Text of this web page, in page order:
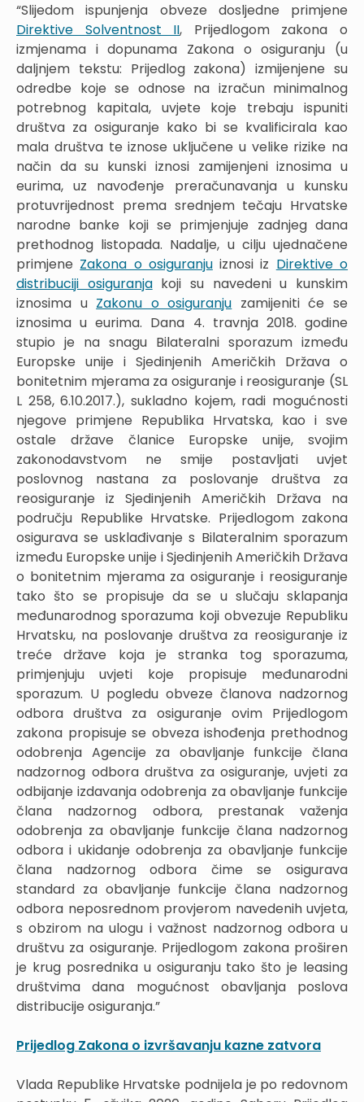
“Slijedom ispunjenja obveze dosljedne primjene
Direktive Solventnost II, Prijedlogom zakona o
izmjenama i dopunama Zakona o osiguranju (u
daljnjem tekstu: Prijedlog zakona) izmijenjene su
odredbe koje se odnose na izračun minimalnog
potrebnog kapitala, uvjete koje trebaju ispuniti
društva za osiguranje kako bi se kvalificirala kao
mala društva te iznose uključene u velike rizike na
način da su kunski iznosi zamijenjeni iznosima u
eurima, uz navođenje preračunavanja u kunsku
protuvrijednost prema srednjem tečaju Hrvatske
narodne banke koji se primjenjuje zadnjeg dana
prethodnog listopada. Nadalje, u cilju ujednačene
primjene Zakona o osiguranjuiznosi iz Direktive o
distribuciji osiguranjakoji su navedeni u kunskim
iznosima u Zakonu o osiguranju zamijeniti će se
iznosima u eurima. Dana 4. travnja 2018. godine
stupio je na snagu Bilateralni sporazum između
Europske unije i Sjedinjenih Američkih Država o
bonitetnim mjerama za osiguranje i reosiguranje (SL
L 258, 6.10.2017.), sukladno kojem, radi mogućnosti
njegove primjene Republika Hrvatska, kao i sve
ostale države članice Europske unije, svojim
zakonodavstvom ne smije postavljati uvjet
poslovnog nastana za poslovanje društva za
reosiguranje iz Sjedinjenih Američkih Država na
području Republike Hrvatske. Prijedlogom zakona
osigurava se usklađivanje s Bilateralnim sporazum
između Europske unije i Sjedinjenih Američkih Država
o bonitetnim mjerama za osiguranje i reosiguranje
tako što se propisuje da se u slučaju sklapanja
međunarodnog sporazuma koji obvezuje Republiku
Hrvatsku, na poslovanje društva za reosiguranje iz
treće države koja je stranka tog sporazuma,
primjenjuju uvjeti koje propisuje međunarodni
sporazum. U pogledu obveze članova nadzornog
odbora društva za osiguranje ovim Prijedlogom
zakona propisuje se obveza ishođenja prethodnog
odobrenja Agencije za obavljanje funkcije člana
nadzornog odbora društva za osiguranje, uvjeti za
odbijanje izdavanja odobrenja za obavljanje funkcije
člana nadzornog odbora, prestanak važenja
odobrenja za obavljanje funkcije člana nadzornog
odbora i ukidanje odobrenja za obavljanje funkcije
člana nadzornog odbora čime se osigurava
standard za obavljanje funkcije člana nadzornog
odbora neposrednom provjerom navedenih uvjeta,
s obzirom na ulogu i važnost nadzornog odbora u
društvu za osiguranje. Prijedlogom zakona proširen
je krug posrednika u osiguranju tako što je leasing
društvima dana mogućnost obavljanja poslova
distribucije osiguranja.”
Prijedlog Zakona o izvršavanju kazne zatvora
Vlada Republike Hrvatske podnijela je po redovnom